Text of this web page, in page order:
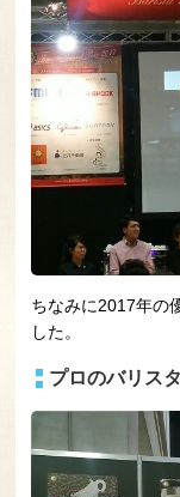
ちなみに2017年の
した。
プロのバリス